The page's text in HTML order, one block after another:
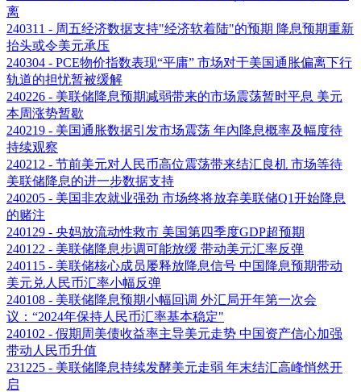
离
240311 - 周五经济数据支持"经济软着陆"的预期 降息预期重新
抬头或令美元承压
240304 - PCE物价指数表现“平庸” 市场对于美国通胀偏离下行
轨道的担忧暂被缓解
240226 - 美联储降息预期减弱带来的市场震荡暂时平息 美元
本周涨势暂歇
240219 - 美国通胀数据引发市场震荡 年內降息概率及幅度待
持续观察
240212 - 节前美元对人民币高位震荡带来结汇良机 市场等待
美联储降息的进一步数据支持
240205 - 美国非农就业强劲 市场终将放弃美联储Q1开始降息
的赌注
240129 - 央妈放流动性救市 美国第四季度GDP超预期
240122 - 美联储降息步调可能放缓 带动美元汇率反弹
240115 - 美联储核心成员屡释放降息信号 中国降息预期带动
美元兑人民币汇率小幅反弹
240108 - 美联储降息预期小幅回调 外汇局开年第一次会
议：“2024年保持人民币汇率基本稳定"
240102 - 假期周美债收益率主导美元走势 中国资产信心加强
带动人民币升值
231225 - 美联储降息持续发酵美元走弱 年末结汇高峰悄然开
启